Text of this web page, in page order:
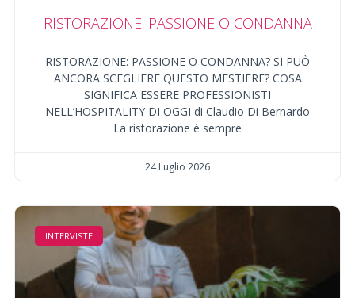
RISTORAZIONE: PASSIONE O CONDANNA
RISTORAZIONE: PASSIONE O CONDANNA? SI PUÒ
ANCORA SCEGLIERE QUESTO MESTIERE? COSA
SIGNIFICA ESSERE PROFESSIONISTI
NELL’HOSPITALITY DI OGGI di Claudio Di Bernardo
La ristorazione è sempre
24 Luglio 2026
INTERVISTE